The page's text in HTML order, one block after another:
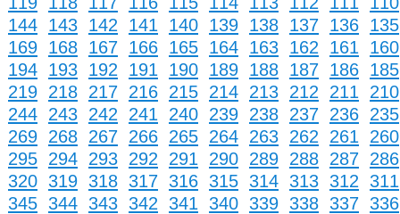
135
136
137
138
139
140
141
142
143
144
160
161
162
163
164
165
166
167
168
169
185
186
187
188
189
190
191
192
193
194
210
211
212
213
214
215
216
217
218
219
235
236
237
238
239
240
241
242
243
244
260
261
262
263
264
265
266
267
268
269
286
287
288
289
290
291
292
293
294
295
311
312
313
314
315
316
317
318
319
320
336
337
338
339
340
341
342
343
344
345